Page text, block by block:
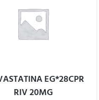
EG*28CPR
RIV 20MG